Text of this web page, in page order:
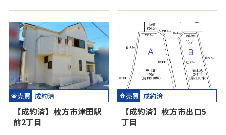
売買 成約済
【成約済】枚方市津田駅
前2丁目
売買 成約済
【成約済】枚方市出口5
丁目